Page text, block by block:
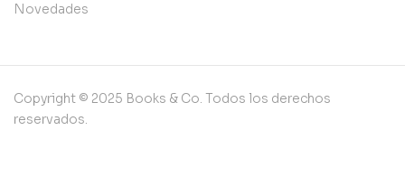
Novedades
Copyright © 2025 Books & Co. Todos los derechos
reservados.